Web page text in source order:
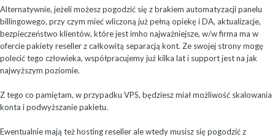
Alternatywnie, jeżeli możesz pogodzić się z brakiem automatyzacji panelu
billingowego, przy czym mieć wliczoną już pełną opiekę i DA, aktualizacje,
bezpieczeństwo klientów, które jest imho najważniejsze, w/w firma ma w
ofercie pakiety reseller z całkowitą separacją kont. Ze swojej strony mogę
polecić tego człowieka, współpracujemy już kilka lat i support jest na jak
najwyższym poziomie.
Z tego co pamiętam, w przypadku VPS, będziesz miał możliwość skalowania
konta i podwyższanie pakietu.
Ewentualnie mają też hosting reseller ale wtedy musisz się pogodzić z